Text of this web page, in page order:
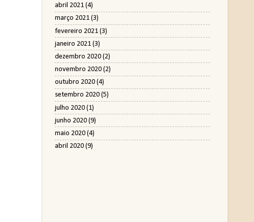
abril 2021 (4)
março 2021 (3)
fevereiro 2021 (3)
janeiro 2021 (3)
dezembro 2020 (2)
novembro 2020 (2)
outubro 2020 (4)
setembro 2020 (5)
julho 2020 (1)
junho 2020 (9)
maio 2020 (4)
abril 2020 (9)